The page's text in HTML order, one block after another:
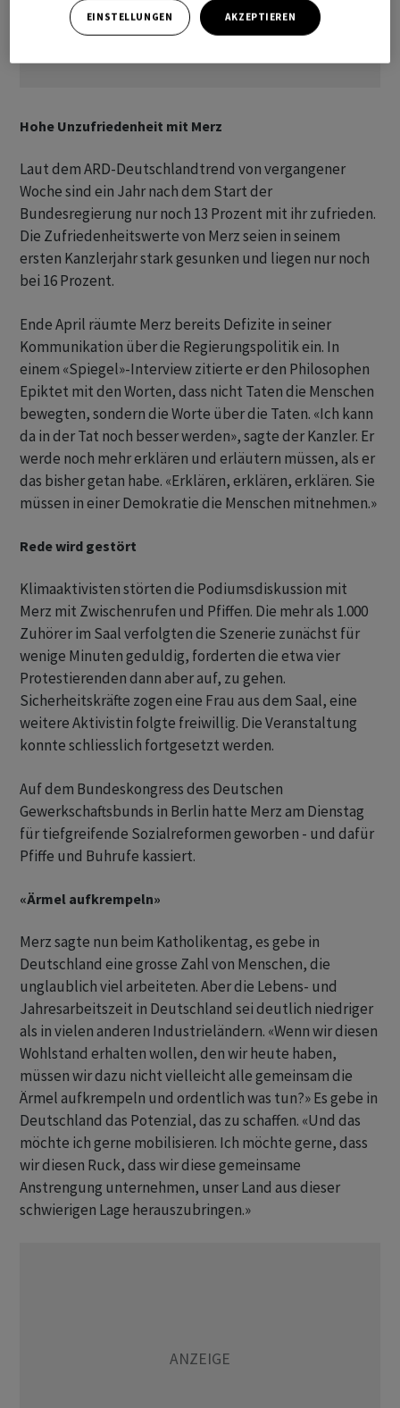
Hohe Unzufriedenheit mit Merz
Laut dem ARD-Deutschlandtrend von vergangener
Woche sind ein Jahr nach dem Start der
Bundesregierung nur noch 13 Prozent mit ihr zufrieden.
Die Zufriedenheitswerte von Merz seien in seinem
ersten Kanzlerjahr stark gesunken und liegen nur noch
bei 16 Prozent.
Ende April räumte Merz bereits Defizite in seiner
Kommunikation über die Regierungspolitik ein. In
einem «Spiegel»-Interview zitierte er den Philosophen
Epiktet mit den Worten, dass nicht Taten die Menschen
bewegten, sondern die Worte über die Taten. «Ich kann
da in der Tat noch besser werden», sagte der Kanzler. Er
werde noch mehr erklären und erläutern müssen, als er
das bisher getan habe. «Erklären, erklären, erklären. Sie
müssen in einer Demokratie die Menschen mitnehmen.»
Rede wird gestört
Klimaaktivisten störten die Podiumsdiskussion mit
Merz mit Zwischenrufen und Pfiffen. Die mehr als 1.000
Zuhörer im Saal verfolgten die Szenerie zunächst für
wenige Minuten geduldig, forderten die etwa vier
Protestierenden dann aber auf, zu gehen.
Sicherheitskräfte zogen eine Frau aus dem Saal, eine
weitere Aktivistin folgte freiwillig. Die Veranstaltung
konnte schliesslich fortgesetzt werden.
Auf dem Bundeskongress des Deutschen
Gewerkschaftsbunds in Berlin hatte Merz am Dienstag
für tiefgreifende Sozialreformen geworben - und dafür
Pfiffe und Buhrufe kassiert.
«Ärmel aufkrempeln»
Merz sagte nun beim Katholikentag, es gebe in
Deutschland eine grosse Zahl von Menschen, die
unglaublich viel arbeiteten. Aber die Lebens- und
Jahresarbeitszeit in Deutschland sei deutlich niedriger
als in vielen anderen Industrieländern. «Wenn wir diesen
Wohlstand erhalten wollen, den wir heute haben,
müssen wir dazu nicht vielleicht alle gemeinsam die
Ärmel aufkrempeln und ordentlich was tun?» Es gebe in
Deutschland das Potenzial, das zu schaffen. «Und das
möchte ich gerne mobilisieren. Ich möchte gerne, dass
wir diesen Ruck, dass wir diese gemeinsame
Anstrengung unternehmen, unser Land aus dieser
schwierigen Lage herauszubringen.»
EINSTELLUNGEN AKZEPTIEREN